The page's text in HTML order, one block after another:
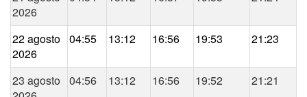
2026
22 agosto
2026
04:55 13:12 16:56 19:53 21:23
23 agosto
04:56 13:12 16:56 19:52 21:21